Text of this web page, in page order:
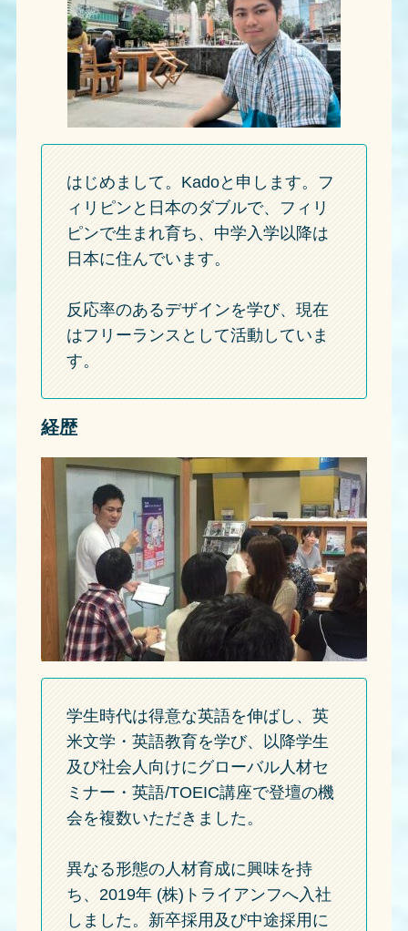
はじめまして。Kadoと申します。フ
ィリピンと日本のダブルで、フィリ
ピンで生まれ育ち、中学入学以降は
日本に住んでいます。
反応率のあるデザインを学び、現在
はフリーランスとして活動していま
す。
経歴
学生時代は得意な英語を伸ばし、英
米文学・英語教育を学び、以降学生
及び社会人向けにグローバル人材セ
ミナー・英語/TOEIC講座で登壇の機
会を複数いただきました。
異なる形態の人材育成に興味を持
ち、2019年 (株)トライアンフへ入社
しました。新卒採用及び中途採用に